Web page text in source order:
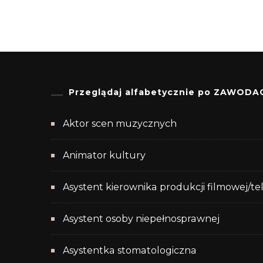
Przeglądaj alfabetycznie po
Aktor scen muzycznych
Animator kultury
Asystent kierownika produkcji filmowej/
Asystent osoby niepełnosprawnej
Asystentka stomatologiczna